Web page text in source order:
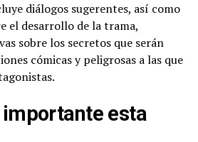
diálogos sugerentes, así como
el desarrollo de la trama,
sobre los secretos que serán
cómicas y peligrosas a las que
importante esta